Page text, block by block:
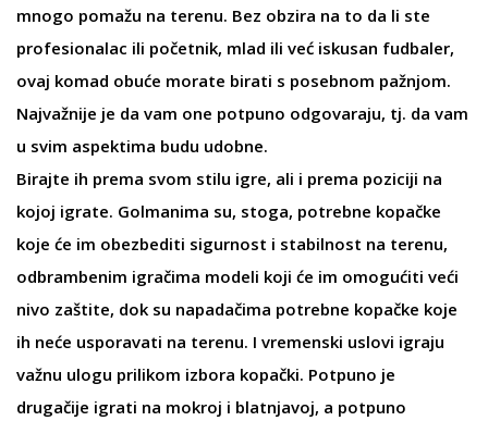
mnogo pomažu na terenu. Bez obzira na to da li ste
profesionalac ili početnik, mlad ili već iskusan fudbaler,
ovaj komad obuće morate birati s posebnom pažnjom.
Najvažnije je da vam one potpuno odgovaraju, tj. da vam
u svim aspektima budu udobne.
Birajte ih prema svom stilu igre, ali i prema poziciji na
kojoj igrate. Golmanima su, stoga, potrebne kopačke
koje će im obezbediti sigurnost i stabilnost na terenu,
odbrambenim igračima modeli koji će im omogućiti veći
nivo zaštite, dok su napadačima potrebne kopačke koje
ih neće usporavati na terenu. I vremenski uslovi igraju
važnu ulogu prilikom izbora kopački. Potpuno je
drugačije igrati na mokroj i blatnjavoj, a potpuno